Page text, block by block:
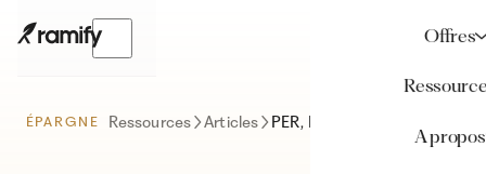
Offres
A propos
ÉPARGNE Ressources Articles